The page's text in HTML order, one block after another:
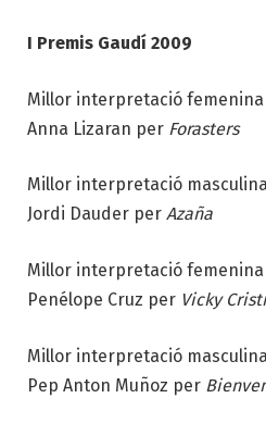
I Premis Gaudí 2009
Millor interpretació
Anna Lizaran per Forasters
Millor interpretació
Jordi Dauder per Azaña
Millor interpretació
Penélope Cruz per Vicky
Millor interpretació
Pep Anton Muñoz per